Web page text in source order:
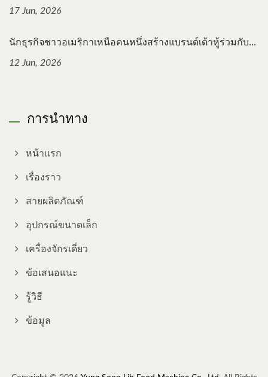
17 Jun, 2026
นักธุรกิจชาวอเมริกาเหนือคนหนึ่งสร้างแบรนด์เต้าหู้ร่วมกับ...
12 Jun, 2026
การนำทาง
หน้าแรก
เรื่องราว
สายผลิตภัณฑ์
อุปกรณ์ขนาดเล็ก
เครื่องจักรเดี่ยว
ข้อเสนอแนะ
รู้วิธี
ข้อมูล